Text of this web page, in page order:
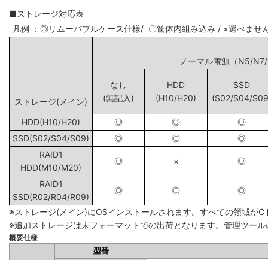
■ストレージ対応表
凡例 ：◎リムーバブルケース仕様/ 〇筐体内組み込み / ×選べませ
ストレージ(メイン)
ノーマル電源（
なし
(無記入)
HDD
(H10/H20)
SSD
(S02/S04/
HDD(H10/H20) ◎ ◎
◎
SSD(S02/S04/S09)
◎ ◎
◎
RAID1
HDD(M10/M20)
◎ × ◎
RAID1
SSD(R02/R04/R09)
◎ ◎ ◎
※ストレージ(メイン)にOSインストールされます。すべての領域がC
※追加ストレージは未フォーマットでの出荷となります。管理ツー
概要仕様
型番